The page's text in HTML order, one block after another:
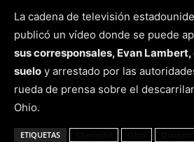
La cadena de televisión
publicó un vídeo donde se puede
sus corresponsales, Evan
suelo y arrestado por las
rueda de prensa sobre el
Ohio.
ETIQUETAS